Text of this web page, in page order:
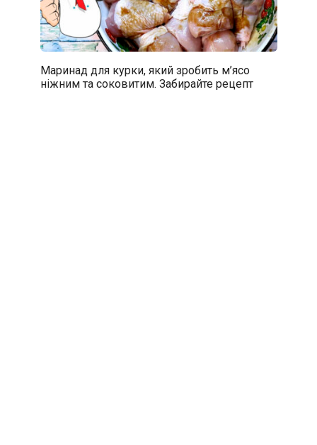
Маринад для курки, який зробить м’ясо
ніжним та соковитим. Забирайте рецепт